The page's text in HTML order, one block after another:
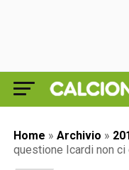
Home » Archivio »
questione Icardi non ci